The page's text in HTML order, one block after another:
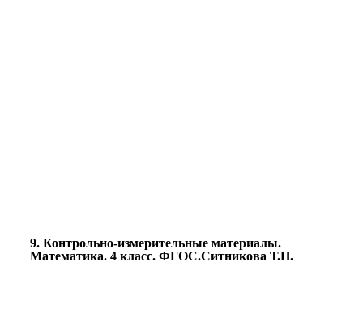
9. Контрольно-измерительные материалы.
Математика. 4 класс. ФГОС.Ситникова Т.Н.